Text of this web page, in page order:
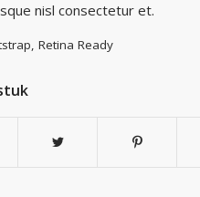
nisl consectetur et.
, Retina Ready